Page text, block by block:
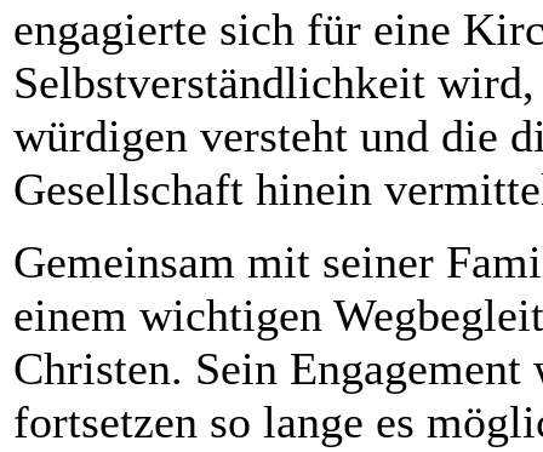
engagierte sich für eine
Selbstverständlichkeit
würdigen versteht und die
Gesellschaft hinein
Gemeinsam mit seiner
einem wichtigen
Christen. Sein
fortsetzen so lange es